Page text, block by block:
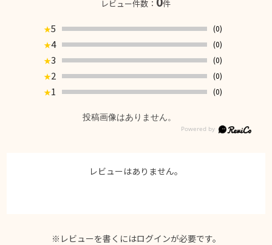
レビュー件数： 件
★5
(0)
★4
(0)
★3
(0)
★2
(0)
★1 (0)
投稿画像はありません。
レビューはありません。
※レビューを書くにはログインが必要です。